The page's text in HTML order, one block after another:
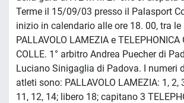
Terme il 15/09/03 presso il Palasport
inizio in calendario alle ore 18. 00, tra le
PALLAVOLO LAMEZIA e TELEPHONICA
COLLE. 1° arbitro Andrea Puecher di
Luciano Sinigaglia di Padova. I numeri
atleti sono: PALLAVOLO LAMEZIA: 1, 2,
11, 12, 14; libero 18; capitano 3